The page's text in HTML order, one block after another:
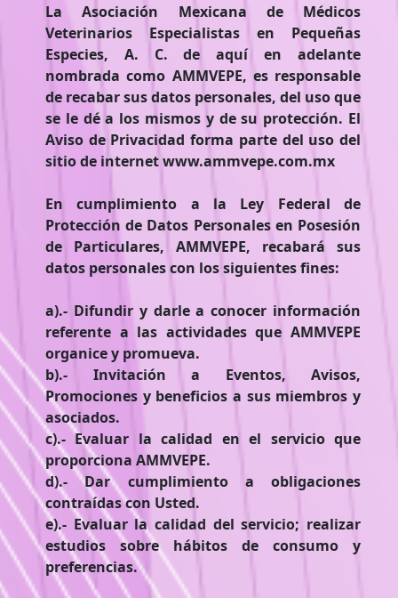
La Asociación Mexicana de Médicos
Veterinarios Especialistas en Pequeñas
Especies, A. C. de aquí en adelante
nombrada como AMMVEPE, es responsable
de recabar sus datos personales, del uso que
se le dé a los mismos y de su protección. El
Aviso de Privacidad forma parte del uso del
sitio de internet www.ammvepe.com.mx
En cumplimiento a la Ley Federal de
Protección de Datos Personales en Posesión
de Particulares, AMMVEPE, recabará sus
datos personales con los siguientes fines:
a).- Difundir y darle a conocer información
referente a las actividades que AMMVEPE
organice y promueva.
b).- Invitación a Eventos, Avisos,
Promociones y beneficios a sus miembros y
asociados.
c).- Evaluar la calidad en el servicio que
proporciona AMMVEPE.
d).- Dar cumplimiento a obligaciones
contraídas con Usted.
e).- Evaluar la calidad del servicio; realizar
estudios sobre hábitos de consumo y
preferencias.